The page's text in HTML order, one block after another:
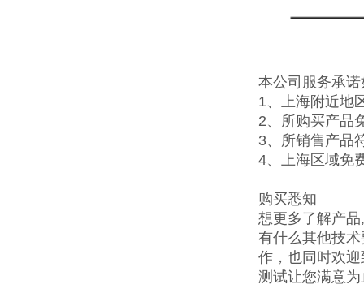
本公司服务承
1、上海附近地
2、所购买产品
3、所销售产品
4、上海区域免
购买悉知
想更多了解产
有什么其他技
作，也同时欢
测试让您满意为